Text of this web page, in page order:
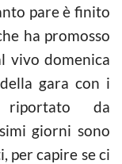
pare è finito
ha promosso
vivo domenica
gara con i
da
giorni sono
per capire se ci